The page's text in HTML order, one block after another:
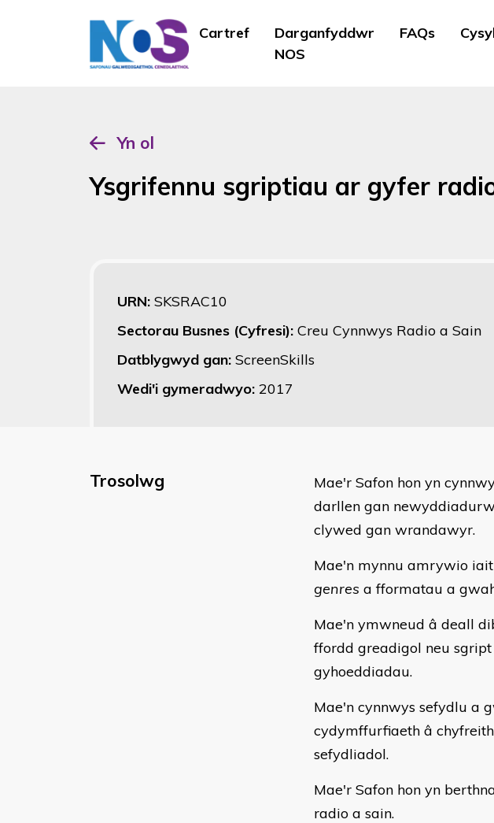
Cartref
Darganfyddwr
NOS
FAQs
Yn ol
Ysgrifennu sgriptiau ar gyfer
URN: SKSRAC10
Sectorau Busnes (Cyfresi): Creu Cynnwys Radio a Sain
Datblygwyd gan: ScreenSkills
Wedi'i gymeradwyo: 2017
Trosolwg
Mae'r Safon hon yn
darllen gan
clywed gan wrandawyr.
Mae'n mynnu amrywio
genres a fformatau a
Mae'n ymwneud â deall
ffordd greadigol neu
gyhoeddiadau.
Mae'n cynnwys sefydlu a
cydymffurfiaeth â
sefydliadol.
Mae'r Safon hon yn
radio a sain.